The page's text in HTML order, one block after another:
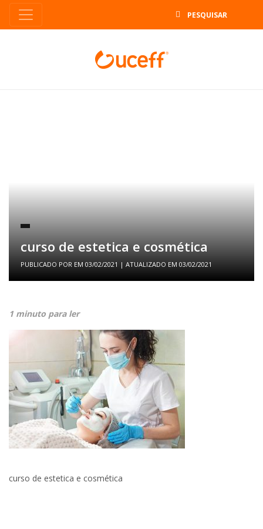
curso de estetica e cosmética
PUBLICADO POR EM 03/02/2021 | ATUALIZADO EM 03/02/2021
1 minuto para ler
curso de estetica e cosmética